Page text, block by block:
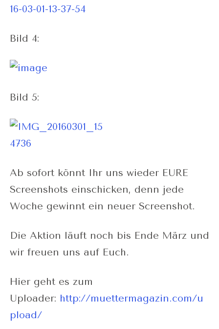
Bild 4:
Bild 5:
Ab sofort könnt Ihr uns wieder EURE
Screenshots einschicken, denn jede
Woche gewinnt ein neuer Screenshot.
Die Aktion läuft noch bis Ende März und
wir freuen uns auf Euch.
Hier geht es zum
Uploader: http://muettermagazin.com/u
pload/